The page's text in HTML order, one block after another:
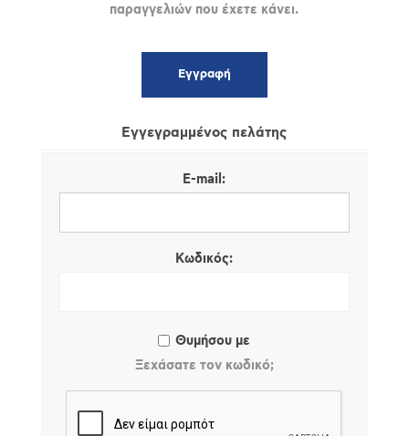
παραγγελιών που έχετε κάνει.
Εγγεγραμμένος πελάτης
E-mail:
Κωδικός:
Θυμήσου με
Ξεχάσατε τον κωδικό;